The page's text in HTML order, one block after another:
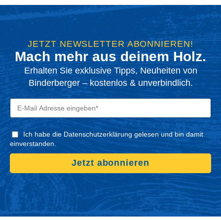
JETZT NEWSLETTER ABONNIEREN!
Mach mehr aus deinem Holz.
Erhalten Sie exklusive Tipps, Neuheiten von
Binderberger – kostenlos & unverbindlich.
Ich habe die Datenschutzerklärung gelesen und bin damit
einverstanden.
Jetzt abonnieren